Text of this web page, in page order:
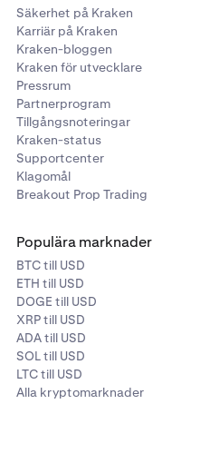
Säkerhet på Kraken
Karriär på Kraken
Kraken-bloggen
Kraken för utvecklare
Pressrum
Partnerprogram
Tillgångsnoteringar
Kraken-status
Supportcenter
Klagomål
Breakout Prop Trading
Populära marknader
BTC till USD
ETH till USD
DOGE till USD
XRP till USD
ADA till USD
SOL till USD
LTC till USD
Alla kryptomarknader